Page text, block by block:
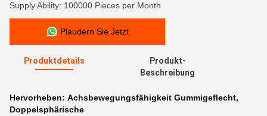
Supply Ability: 100000 Pieces per Month
Plaudern Sie Jetzt
Produktdetails
Produkt-
Beschreibung
Hervorheben: Achsbewegungsfähigkeit Gummigeflecht,
Doppelsphärische